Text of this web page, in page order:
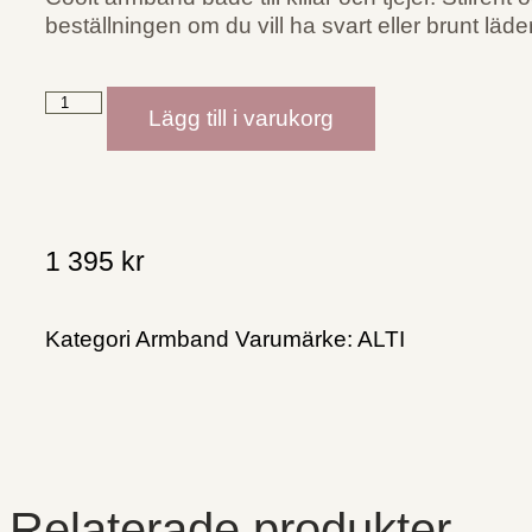
beställningen om du vill ha svart eller brunt
Lägg till i varukorg
1 395 kr
Kategori Armband Varumärke: ALTI